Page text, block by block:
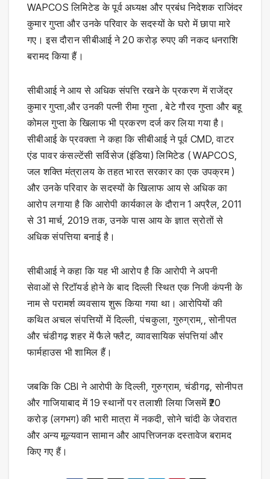
WAPCOS लिमिटेड के पूर्व अध्यक्ष और प्रबंध निदेशक राजिंदर
कुमार गुप्ता और उनके परिवार के सदस्यों के घरो में छापा मारे
गए। इस दौरान सीबीआई ने 20 करोड़ रुपए की नकद धनराशि
बरामद किया हैं।
सीबीआई ने आय से अधिक संपत्ति रखने के प्रकरण में राजेंद्र
कुमार गुप्ता,और उनकी पत्नी रीमा गुप्ता , बेटे गौरव गुप्ता और बहू
कोमल गुप्ता के खिलाफ भी प्रकरण दर्ज कर लिया गया है।
सीबीआई के प्रवक्ता ने कहा कि सीबीआई ने पूर्व CMD, वाटर
एंड पावर कंसल्टेंसी सर्विसेज (इंडिया) लिमिटेड ( WAPCOS,
जल शक्ति मंत्रालय के तहत भारत सरकार का एक उपक्रम )
और उनके परिवार के सदस्यों के खिलाफ आय से अधिक का
आरोप लगाया है कि आरोपी कार्यकाल के दौरान 1 अप्रैल, 2011
से 31 मार्च, 2019 तक, उनके पास आय के ज्ञात स्रोतों से
अधिक संपत्तिया बनाई है।
सीबीआई ने कहा कि यह भी आरोप है कि आरोपी ने अपनी
सेवाओं से रिटॉयर्ड होने के बाद दिल्ली स्थित एक निजी कंपनी के
नाम से परामर्श व्यवसाय शुरू किया गया था। आरोपियों की
कथित अचल संपत्तियों में दिल्ली, पंचकुला, गुरुग्राम,, सोनीपत
और चंडीगढ़ शहर में फैले फ्लैट, व्यावसायिक संपत्तियां और
फार्महाउस भी शामिल हैं।
जबकि कि CBI ने आरोपी के दिल्ली, गुरुग्राम, चंडीगढ़, सोनीपत
और गाजियाबाद में 19 स्थानों पर तलाशी लिया जिसमें ₹20
करोड़ (लगभग) की भारी मात्रा में नकदी, सोने चांदी के जेवरात
और अन्य मूल्यवान सामान और आपत्तिजनक दस्तावेज बरामद
किए गए हैं।